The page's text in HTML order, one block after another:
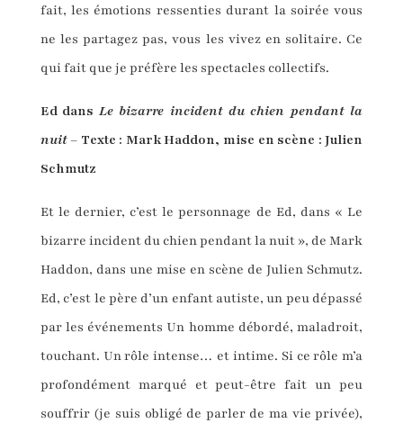
fait, les émotions ressenties durant la soirée vous
ne les partagez pas, vous les vivez en solitaire. Ce
qui fait que je préfère les spectacles collectifs.
Ed dansLe bizarre incident du chien pendant la
nuit– Texte : Mark Haddon, mise en scène : Julien
Schmutz
Et le dernier, c’est le personnage de Ed, dans « Le
bizarre incident du chien pendant la nuit », de Mark
Haddon, dans une mise en scène de Julien Schmutz.
Ed, c’est le père d’un enfant autiste, un peu dépassé
par les événements Un homme débordé, maladroit,
touchant. Un rôle intense… et intime. Si ce rôle m’a
profondément marqué et peut-être fait un peu
souffrir (je suis obligé de parler de ma vie privée),